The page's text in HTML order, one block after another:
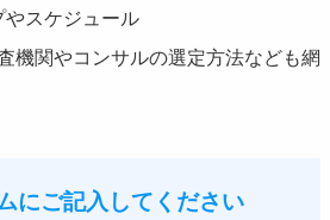
スケジュール
機関やコンサルの選定方法なども網
にご記入してください